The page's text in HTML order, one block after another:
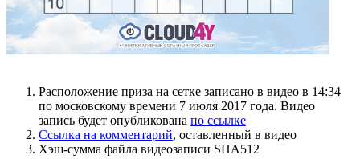
Расположение приза на сетке записано в видео в 14:34
по московскому времени 7 июля 2017 года. Видео
запись будет опубликована по ссылке
Ссылка на комментарий, оставленный в видео
Хэш-сумма файла видеозаписи SHA512